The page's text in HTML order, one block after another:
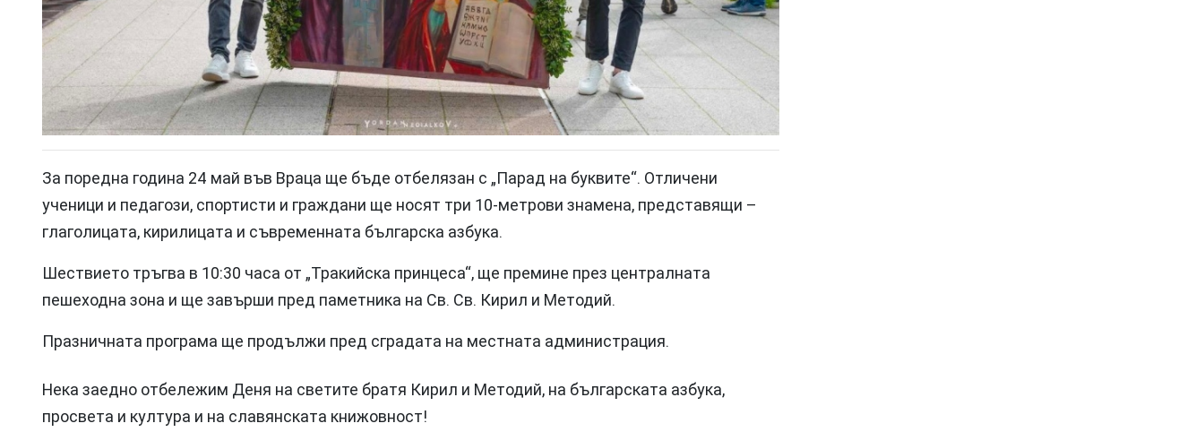
За поредна година 24 май във Враца ще бъде отбелязан с „Парад на буквите“. Отличени
ученици и педагози, спортисти и граждани ще носят три 10-метрови знамена, представящи –
глаголицата, кирилицата и съвременната българска азбука.
Шествието тръгва в 10:30 часа от „Тракийска принцеса“, ще премине през централната
пешеходна зона и ще завърши пред паметника на Св. Св. Кирил и Методий.
Празничната програма ще продължи пред сградата на местната администрация.
Нека заедно отбележим Деня на светите братя Кирил и Методий, на българската азбука,
просвета и култура и на славянската книжовност!